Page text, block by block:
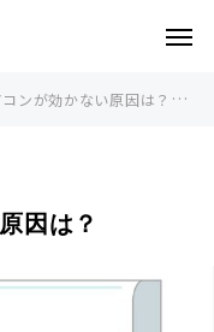
ンが効かない原因は？
因は？